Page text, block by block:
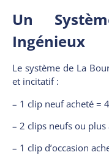
Un
Ingénieux
Le système de La
et incitatif :
– 1 clip neuf acheté =
– 2 clips neufs ou plus
– 1 clip d’occasion